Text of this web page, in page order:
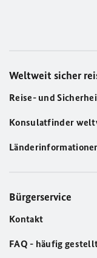
Weltweit sicher
Reise- und
Konsulatfinder
Bürgerservice
Kontakt
FAQ - häufig